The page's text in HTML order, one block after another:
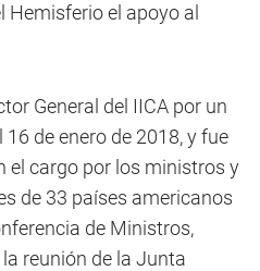
Hemisferio el apoyo al
General del IICA por un
de enero de 2018, y fue
el cargo por los ministros y
de 33 países americanos
de Ministros,
reunión de la Junta